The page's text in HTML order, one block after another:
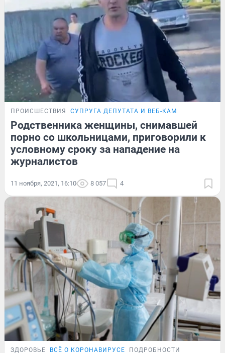
ПРОИСШЕСТВИЯ СУПРУГА ДЕПУТАТА И ВЕБ-КАМ
Родственника женщины, снимавшей
порно со школьницами, приговорили к
условному сроку за нападение на
журналистов
11 ноября, 2021, 16:10 8 057 4
ЗДОРОВЬЕ ВСЁ О КОРОНАВИРУСЕ ПОДРОБНОСТИ